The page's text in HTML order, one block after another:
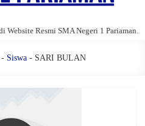
Resmi SMA Negeri 1 Pariaman.
- Siswa - SARI BULAN